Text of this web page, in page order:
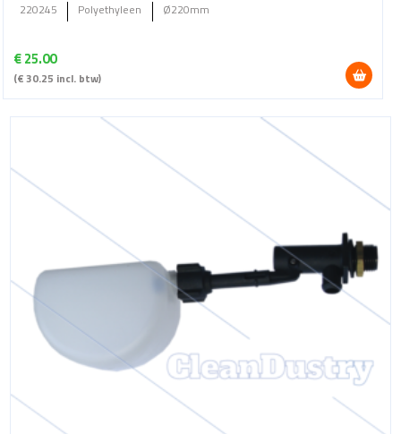
€25.00
(€30.25 incl. btw)
220245 Polyethyleen Ø220mm